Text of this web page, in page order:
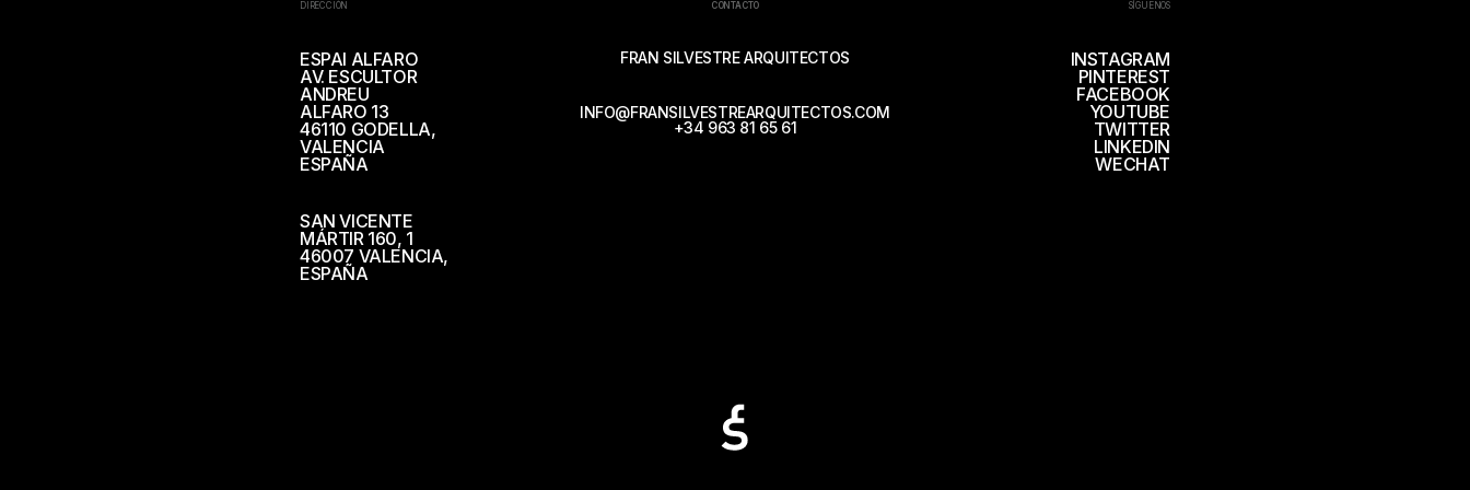
DIRECCIÓN
ESPAI ALFARO
AV. ESCULTOR
ANDREU
ALFARO 13
46110 GODELLA,
VALENCIA
ESPAÑA
SAN VICENTE
MÁRTIR 160, 1
46007 VALENCIA,
ESPAÑA
CONTACTO
FRAN SILVESTRE ARQUITECTOS
INFO@FRANSILVESTREARQUITECTOS.COM
+34 963 81 65 61
SÍGUENOS
INSTAGRAM
PINTEREST
FACEBOOK
YOUTUBE
TWITTER
LINKEDIN
WECHAT